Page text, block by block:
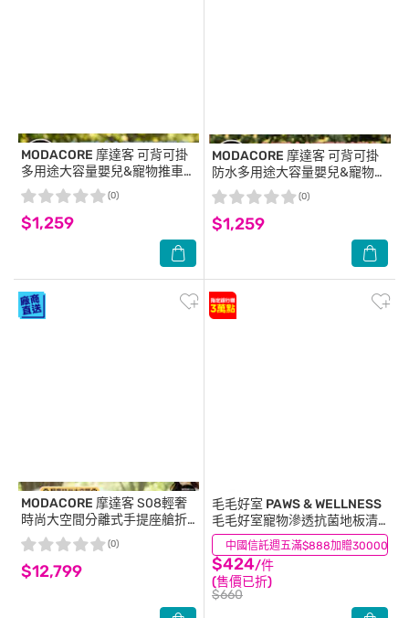
MODACORE 摩達客 可背可掛
多用途大容量嬰兒&寵物推車防
水掛包肩背包 灰色 可手提斜背
外出包多色可選實用
$1,259
(0)
MODACORE 摩達客 可背可掛
防水多用途大容量嬰兒&寵物推
車掛包肩背包 粉色 可手提斜背
外出包多色可選實用
$1,259
(0)
MODACORE 摩達客 S08輕奢
時尚大空間分離式手提座艙折
疊寵物推車 灰色 30KG以下貓
狗適用
$12,799
(0) 中國信託週五滿$888加贈30000點
毛毛好室 PAWS & WELLNESS
毛毛好室寵物滲透抗菌地板清
潔劑-貓狗適用 1000ML
$424/件
(售價已折)
$660
(0)